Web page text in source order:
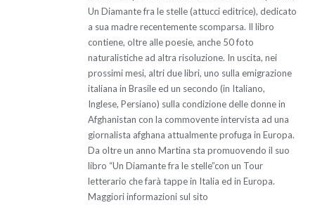
Un Diamante fra le stelle (attucci editrice), dedicato
a sua madre recentemente scomparsa. Il libro
contiene, oltre alle poesie, anche 50 foto
naturalistiche ad altra risoluzione. In uscita, nei
prossimi mesi, altri due libri, uno sulla emigrazione
italiana in Brasile ed un secondo (in Italiano,
Inglese, Persiano) sulla condizione delle donne in
Afghanistan con la commovente intervista ad una
giornalista afghana attualmente profuga in Europa.
Da oltre un anno Martina sta promuovendo il suo
libro “Un Diamante fra le stelle”con un Tour
letterario che farà tappe in Italia ed in Europa.
Maggiori informazioni sul sito